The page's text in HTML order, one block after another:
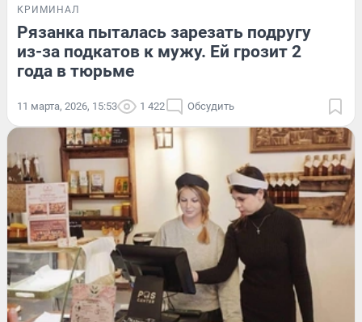
КРИМИНАЛ
Рязанка пыталась зарезать подругу
из-за подкатов к мужу. Ей грозит 2
года в тюрьме
11 марта, 2026, 15:53 1 422 Обсудить